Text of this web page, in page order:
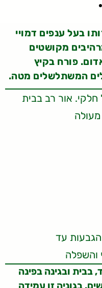
בעל ענפים דמויי
מקושטים
פורח בקיץ
המשתלשלים מטה.
אור רב בבית
הגבעות עד
ובגינה בפינה